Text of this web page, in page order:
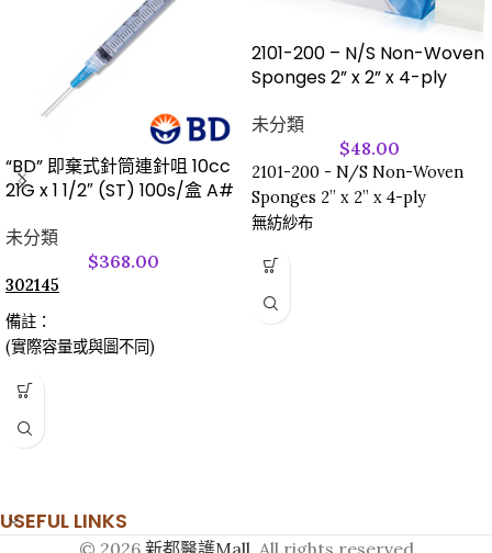
“BD” 即棄式針筒連針咀 10cc
21G x 1 1/2″ (ST) 100s/盒 A#
未分類
$368.00
302145
備註：
(實際容量或與圖不同)
2101-200 – N/S Non-Woven
Sponges 2” x 2” x 4-ply
未分類
$48.00
2101-200 - N/S Non-Woven
Sponges 2” x 2” x 4-ply
無紡紗布
USEFUL LINKS